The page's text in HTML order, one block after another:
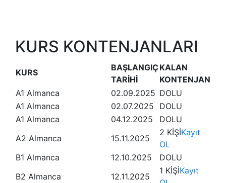
KURS KONTENJANLARI
KURS
BAŞLANGIÇ
TARİHİ
KALAN
KONTENJAN
A1 Almanca
02.09.2025 DOLU
A1 Almanca
02.07.2025
DOLU
A1 Almanca
04.12.2025
DOLU
A2 Almanca
15.11.2025
2 KİŞİKayıt
OL
B1 Almanca
12.10.2025
DOLU
B2 Almanca
12.11.2025
1 KİŞİKayıt